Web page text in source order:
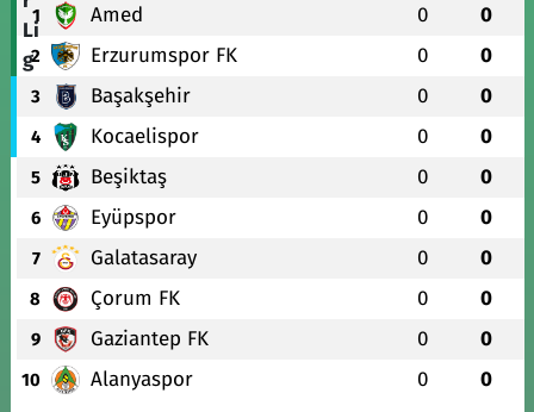
1 Amed 0 0
2 Erzurumspor FK 0 0
3 Başakşehir 0 0
4 Kocaelispor 0 0
5 Beşiktaş 0 0
6 Eyüpspor 0 0
7 Galatasaray 0 0
8 Çorum FK 0 0
9 Gaziantep FK 0 0
10 Alanyaspor 0 0